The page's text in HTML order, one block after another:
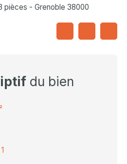
pièces - Grenoble 38000
du bien
1